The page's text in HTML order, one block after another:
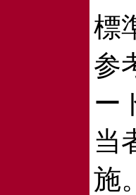
標
参
ー
当
施